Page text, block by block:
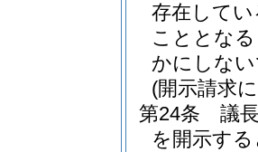
存在して
こととな
かにしな
(開示請求
第24条
議
を開示す